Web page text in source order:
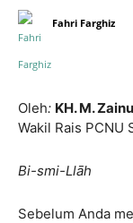
Fahri Farghiz
Oleh: KH. M.
Wakil Rais PCNU
Bi-smi-Llāh
Sebelum Anda